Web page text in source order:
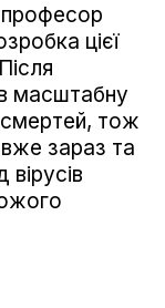
цієї
масштабну
смертей, тож
зараз та